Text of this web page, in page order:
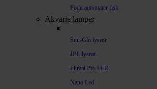
Foderautomater fisk
Akvarie lamper
Sun-Glo lysrør
JBL lysrør
Fluval Pro LED
Nano Led